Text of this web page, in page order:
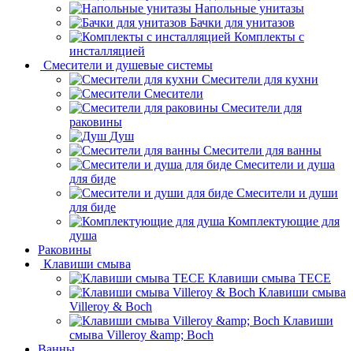
Напольные унитазы
Бачки для унитазов
Комплекты с
инсталляцией
Смесители и душевые системы
Смесители для кухни
Смесители
Смесители для
раковины
Душ
Смесители для ванны
Смесители и душа
для биде
Смесители и души
для биде
Комплектующие для
душа
Раковины
Клавиши смыва
Клавиши смыва TECE
Клавиши смыва
Villeroy & Boch
Клавиши
смыва Villeroy &amp; Boch